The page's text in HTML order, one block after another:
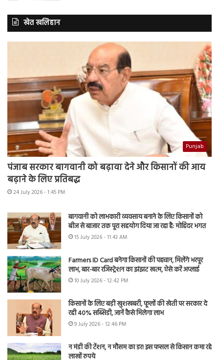
खेत खलिहान
Punjab
पंजाब सरकार बागवानी को बढ़ावा देने और किसानों की आय
बढ़ाने के लिए प्रतिबद्ध
24 July 2026 - 1:45 PM
बागवानी को लाभकारी व्यवसाय बनाने के लिए किसानों को
बीज से बाजार तक पूरा सहयोग दिया जा रहा है: मोहिंदर भगत
15 July 2026 - 11:43 AM
Farmers ID Card बनेगा किसानों की पहचान, मिलेंगे भरपूर
लाभ, बार-बार रजिस्ट्रेशन का झंझट खत्म, ऐसे करें अप्लाई
10 July 2026 - 12:42 PM
किसानों के लिए बड़ी खुशखबरी, फूलों की खेती पर सरकार दे
रही 40% सब्सिडी, जानें कैसे मिलेगा लाभ
9 July 2026 - 12:46 PM
न मंडी की टेंशन, न मौसम का डर! इस फसल से किसान कमा रहे
लाखों रुपये